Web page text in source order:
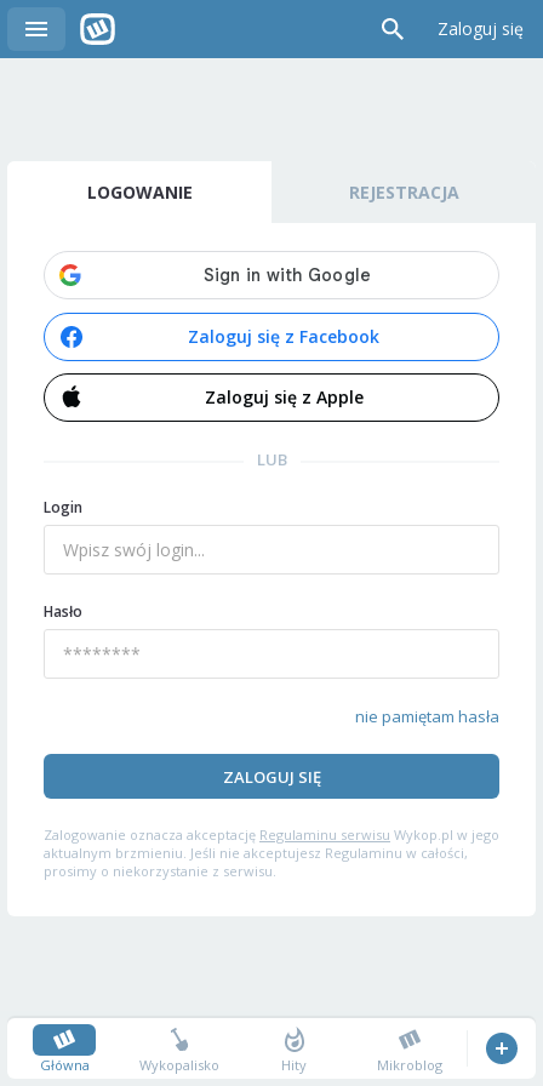
Zaloguj się
LOGOWANIE REJESTRACJA
Zaloguj się z Facebook
Zaloguj się z Apple
LUB
Login
Hasło
nie pamiętam hasła
ZALOGUJ SIĘ
Zalogowanie oznacza akceptację Regulaminu serwisu Wykop.pl w jego
aktualnym brzmieniu. Jeśli nie akceptujesz Regulaminu w całości,
prosimy o niekorzystanie z serwisu.
Główna Wykopalisko Hity Mikroblog